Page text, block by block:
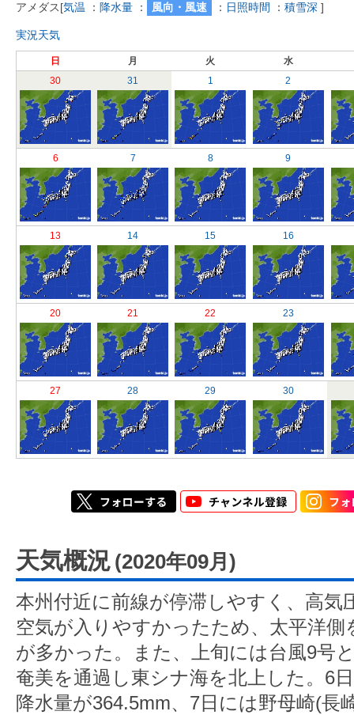
アメダス[気温 ： 降水量 ： 風向・風速 ： 日照時間 ： 積雪深 ]
実況天気
日 月 火
水
30
31 1 2
6 7 8 9
13 14 15 16
20 21 22 23
27 28 29 30
天気概況 (2020年09月)
本州付近に前線が停滞しやすく、高気
空気が入りやすかったため、太平洋
が多かった。また、上旬には台風9号
奄美を通過し東シナ海を北上した。6
降水量が364.5mm、7日には野母崎(長